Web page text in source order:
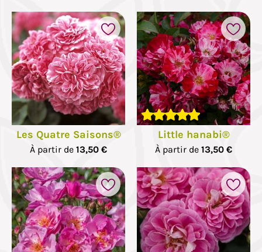
Les Quatre Saisons®
À partir de 13,50 €
Little hanabi®
À partir de 13,50 €